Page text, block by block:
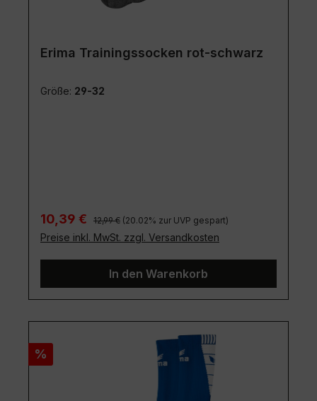
Erima Trainingssocken rot-schwarz
Größe: 29-32
Verkaufspreis:
10,39 € Regulärer Preis:
12,99 € (20.02% zur UVP gespart)
Preise inkl. MwSt. zzgl. Versandkosten
In den Warenkorb
Rabatt
%